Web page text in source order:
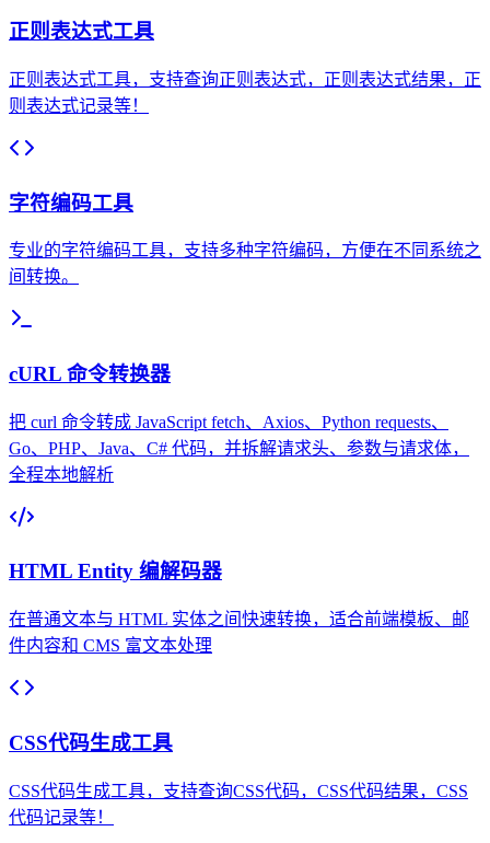
正则表达式工具
正则表达式工具，支持查询正则表达式，正则表达式结果，正
则表达式记录等！
字符编码工具
专业的字符编码工具，支持多种字符编码，方便在不同系统之
间转换。
cURL 命令转换器
把 curl 命令转成 JavaScript fetch、Axios、Python requests、
Go、PHP、Java、C# 代码，并拆解请求头、参数与请求体，
全程本地解析
HTML Entity 编解码器
在普通文本与 HTML 实体之间快速转换，适合前端模板、邮
件内容和 CMS 富文本处理
CSS代码生成工具
CSS代码生成工具，支持查询CSS代码，CSS代码结果，CSS
代码记录等！